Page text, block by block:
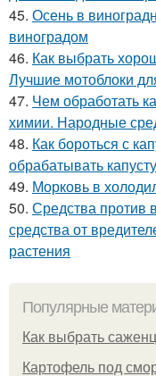
45. Осень в
виноградом
46. Как выбрать
Лучшие мотоблоки
47. Чем обработать
химии. Народные
48. Как бороться с
обрабатывать
49. Морковь в
50. Средства против
средства от
растения
Популярные
Как выбрать
Картофель под